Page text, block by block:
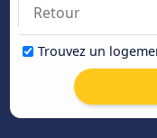
Trouvez un